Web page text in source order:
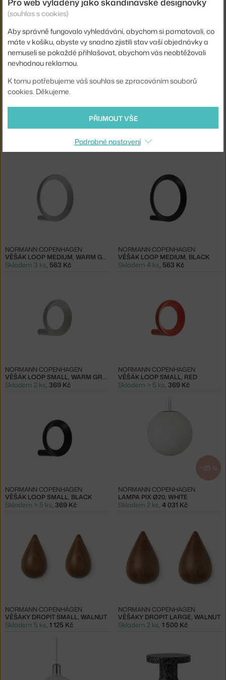
NORMANN COPENHAGEN NORMANN COPENHAGEN
VĚŠÁK LOOP LARGE, BLACK
NORMANN COPENHAGEN
VĚŠÁK LOOP MEDIUM, ZINC
NORMANN COPENHAGEN
Skladem 4 ks
VĚŠÁK LOOP MEDIUM, WARM GREY
NORMANN COPENHAGEN
Skladem 3 ks, 563 Kč
VĚŠÁK LOOP MEDIUM, BLACK
NORMANN COPENHAGEN
Skladem 4 ks, 563 Kč
VĚŠÁK LOOP SMALL, WARM GREY
NORMANN COPENHAGEN
Skladem 2 ks, 369 Kč
VĚŠÁK LOOP SMALL, RED
NORMANN COPENHAGEN
Skladem > 5 ks, 369 Kč
VĚŠÁK LOOP SMALL, BLACK
NORMANN COPENHAGEN
Skladem > 5 ks, 369 Kč
−25 %
LAMPA PIX Ø20, WHITE
NORMANN COPENHAGEN
Skladem 2 ks, 4 031 Kč
VĚŠÁKY DROPIT SMALL, WALNUT
NORMANN COPENHAGEN
Skladem 5 ks, 1 125 Kč
VĚŠÁKY DROPIT LARGE, WALNUT
NORMANN COPENHAGEN
Skladem 2 ks, 1 500 Kč
(souhlas s cookies)
Aby správně fungovalo vyhledávání, abychom si pamatovali, co
máte v košíku, abyste vy snadno zjistili stav vaší objednávky a
nemuseli se pokaždé přihlašovat, abychom vás neobtěžovali
nevhodnou reklamou.
K tomu potřebujeme váš souhlas se zpracováním souborů
cookies. Děkujeme.
PŘIJMOUT VŠE
Podrobné nastavení